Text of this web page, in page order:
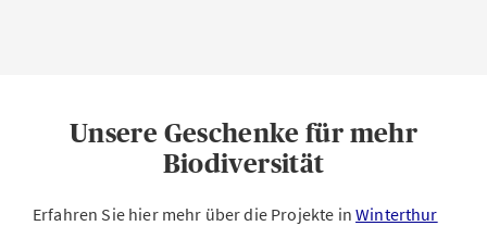
Unsere Geschenke für mehr
Biodiversität
Erfahren Sie hier mehr über die Projekte inWinterthur